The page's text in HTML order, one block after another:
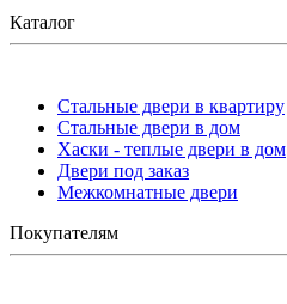
Каталог
Стальные двери в квартиру
Стальные двери в дом
Хаски - теплые двери в дом
Двери под заказ
Межкомнатные двери
Покупателям